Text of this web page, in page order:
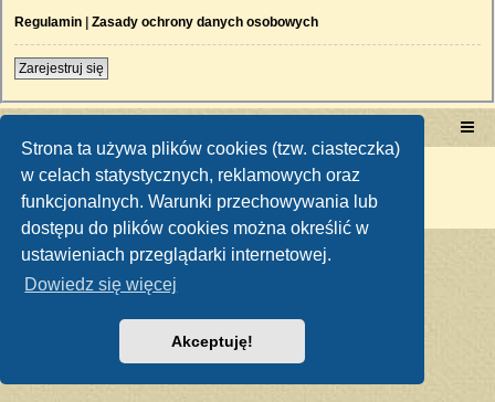
Strona ta używa plików cookies (tzw. ciasteczka)
w celach statystycznych, reklamowych oraz
funkcjonalnych. Warunki przechowywania lub
dostępu do plików cookies można określić w
ustawieniach przeglądarki internetowej.
Dowiedz się więcej
Akceptuję!
Regulamin | Zasady ochrony danych osobowych
Zarejestruj się
Technologię dostarcza phpBB ® Forum Software © phpBB Limited
Polski pakiet językowy dostarcza
Zasady ochrony danych osobowych|Regulamin